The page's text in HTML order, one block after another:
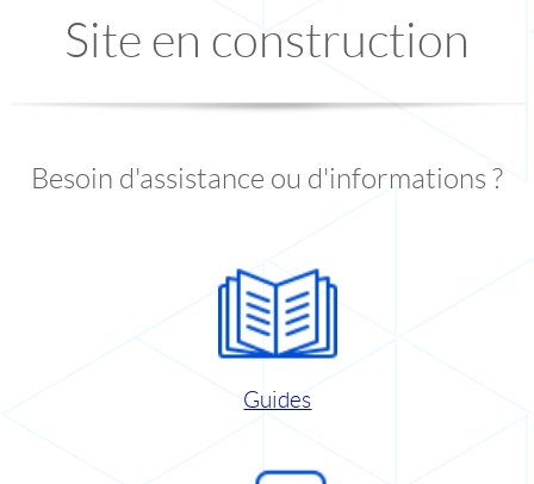
Site en construction
Besoin d'assistance ou d'informations ?
Guides